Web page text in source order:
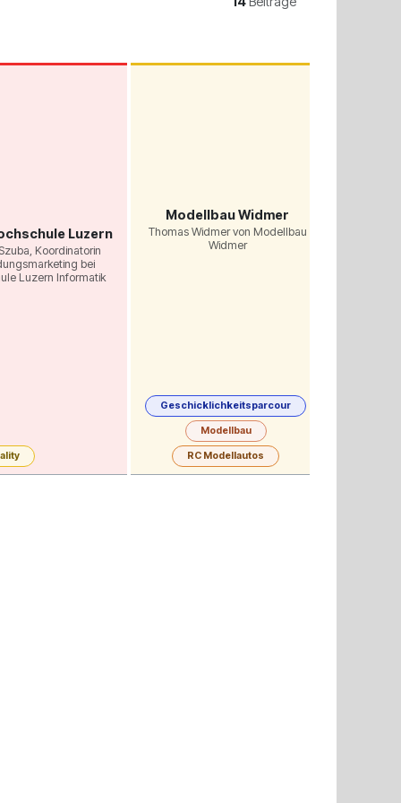
Luzern
Koordinatorin
bei
Luzern Informatik
Modellbau Widmer
Thomas Widmer von Modellbau
Widmer
Geschicklichkeitsparcour
Modellbau
RC Modellautos